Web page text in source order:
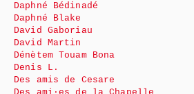
Daphné Bédinadé
Daphné Blake
David Gaboriau
David Martin
Dénètem Touam Bona
Denis L.
Des amis de Cesare